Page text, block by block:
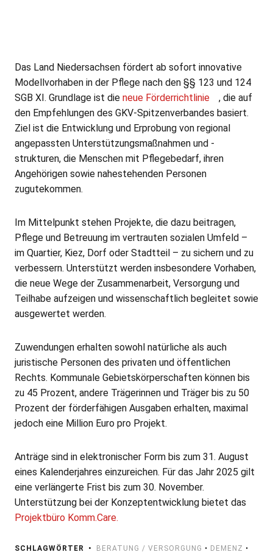
Das Land Niedersachsen fördert ab sofort innovative
Modellvorhaben in der Pflege nach den §§ 123 und 124
SGB XI. Grundlage ist die neue Förderrichtlinie
, die auf
den Empfehlungen des GKV-Spitzenverbandes basiert.
Ziel ist die Entwicklung und Erprobung von regional
angepassten Unterstützungsmaßnahmen und -
strukturen, die Menschen mit Pflegebedarf, ihren
Angehörigen sowie nahestehenden Personen
zugutekommen.
Im Mittelpunkt stehen Projekte, die dazu beitragen,
Pflege und Betreuung im vertrauten sozialen Umfeld –
im Quartier, Kiez, Dorf oder Stadtteil – zu sichern und zu
verbessern. Unterstützt werden insbesondere Vorhaben,
die neue Wege der Zusammenarbeit, Versorgung und
Teilhabe aufzeigen und wissenschaftlich begleitet sowie
ausgewertet werden.
Zuwendungen erhalten sowohl natürliche als auch
juristische Personen des privaten und öffentlichen
Rechts. Kommunale Gebietskörperschaften können bis
zu 45 Prozent, andere Trägerinnen und Träger bis zu 50
Prozent der förderfähigen Ausgaben erhalten, maximal
jedoch eine Million Euro pro Projekt.
Anträge sind in elektronischer Form bis zum 31. August
eines Kalenderjahres einzureichen. Für das Jahr 2025 gilt
eine verlängerte Frist bis zum 30. November.
Unterstützung bei der Konzeptentwicklung bietet das
Projektbüro Komm.Care.
SCHLAGWÖRTER BERATUNG / VERSORGUNG • DEMENZ •